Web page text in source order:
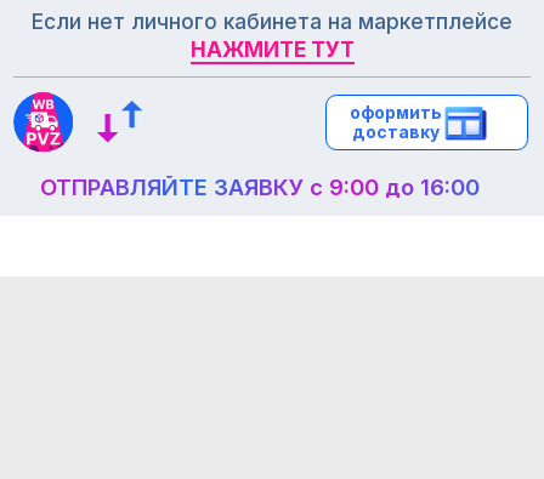
Если нет личного кабинета на маркетплейсе
НАЖМИТЕ ТУТ
оформить
доставку
НАЖМИТЕ ТУТ
оформить
доставку